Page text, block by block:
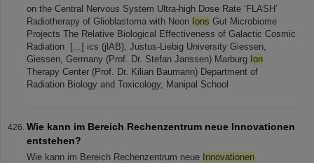
on the Central Nervous System Ultra-high Dose Rate ‘FLASH’
Radiotherapy of Glioblastoma with Neon Ions Gut Microbiome
Projects The Relative Biological Effectiveness of Galactic Cosmic
Radiation ​​​​​​​ [...] ics (jlAB), Justus-Liebig University Giessen,
Giessen, Germany (Prof. Dr. Stefan Janssen) Marburg Ion
Therapy Center (Prof. Dr. Kilian Baumann) Department of
Radiation Biology and Toxicology, Manipal School
Wie kann im Bereich Rechenzentrum neue Innovationen
entstehen?
Wie kann im Bereich Rechenzentrum neue Innovationen